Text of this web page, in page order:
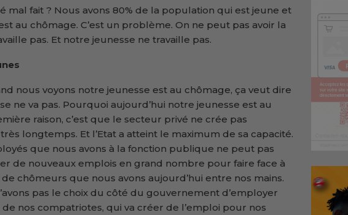
mal fait ? Nous avons 80% de la population qui est jeune et
au chômage. C’est un problème. On ne peut pas avoir la
pas. Et notre jeunesse ne travaille pas.
nous voyons notre jeunesse est au chômage, ça veut dire
ne va pas. Pourquoi aujourd’hui notre jeunesse est au
raison, c’est que le secteur privé ne crée pas
longtemps. Et l’Etat a atteint le maximum de sa capacité.
que nous avons à la fonction publique ne peut pas
de nouveaux emplois en grand nombre pour faire face à
chômeurs que nous avons aujourd’hui entre nos mains.
pas le choix du côté du gouvernement d’employer
nos compatriotes, qui va créer de l’emploi pour nos